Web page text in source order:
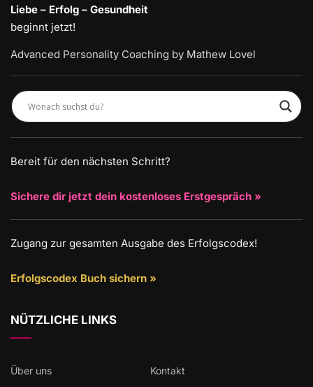
Liebe – Erfolg – Gesundheit
beginnt jetzt!
Advanced Personality Coaching by Mathew Lovel
Bereit für den nächsten Schritt?
Sichere dir jetzt dein kostenloses Erstgespräch »
Zugang zur gesamten Ausgabe des Erfolgscodex!
Erfolgscodex Buch sichern »
NÜTZLICHE LINKS
Über uns Kontakt